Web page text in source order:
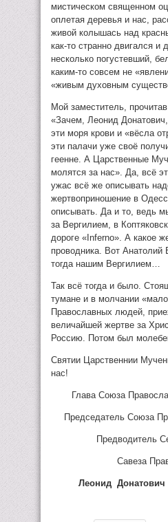
мистическом священном
оплетая деревья и нас,
живой колышась над
как-то странно двигался
несколько погустевший,
каким-то совсем не
«живым духовным
Мой заместитель,
«Зачем, Леонид
эти моря крови и «вёсла
эти палачи уже своё
геенне. А Царственные
молятся за нас». Да, всё
ужас всё же описывать
жертвоприношение в
описывать. Да и то, ведь
за Вергилием, в
дороге «Inferno». А какое
проводника. Вот Анатолий
тогда нашим Вергилием…
Так всё тогда и было.
тумане и в молчании
Православных людей,
величайшей жертве за
Россию. Потом был
Святии Царственнии
нас!
Глава Союза
Председатель Союза
Предводитель
Савеза
Леонид